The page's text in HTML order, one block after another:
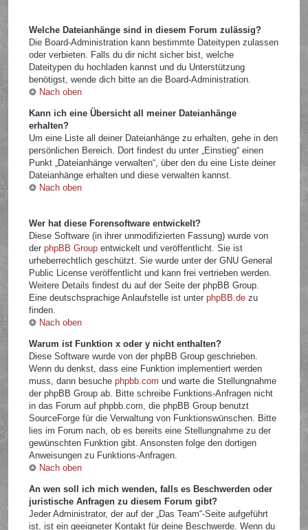
Welche Dateianhänge sind in diesem Forum zulässig?
Die Board-Administration kann bestimmte Dateitypen zulassen
oder verbieten. Falls du dir nicht sicher bist, welche
Dateitypen du hochladen kannst und du Unterstützung
benötigst, wende dich bitte an die Board-Administration.
Nach oben
Kann ich eine Übersicht all meiner Dateianhänge
erhalten?
Um eine Liste all deiner Dateianhänge zu erhalten, gehe in den
persönlichen Bereich. Dort findest du unter „Einstieg“ einen
Punkt „Dateianhänge verwalten“, über den du eine Liste deiner
Dateianhänge erhalten und diese verwalten kannst.
Nach oben
Wer hat diese Forensoftware entwickelt?
Diese Software (in ihrer unmodifizierten Fassung) wurde von
derphpBB Group entwickelt und veröffentlicht. Sie ist
urheberrechtlich geschützt. Sie wurde unter der GNU General
Public License veröffentlicht und kann frei vertrieben werden.
Weitere Details findest du auf der Seite der phpBB Group.
Eine deutschsprachige Anlaufstelle ist unterphpBB.de zu
finden.
Nach oben
Warum ist Funktion x oder y nicht enthalten?
Diese Software wurde von der phpBB Group geschrieben.
Wenn du denkst, dass eine Funktion implementiert werden
muss, dann besuchephpbb.com und warte die Stellungnahme
der phpBB Group ab. Bitte schreibe Funktions-Anfragen nicht
in das Forum auf phpbb.com, die phpBB Group benutzt
SourceForge für die Verwaltung von Funktionswünschen. Bitte
lies im Forum nach, ob es bereits eine Stellungnahme zu der
gewünschten Funktion gibt. Ansonsten folge den dortigen
Anweisungen zu Funktions-Anfragen.
Nach oben
An wen soll ich mich wenden, falls es Beschwerden oder
juristische Anfragen zu diesem Forum gibt?
Jeder Administrator, der auf der „Das Team“-Seite aufgeführt
ist, ist ein geeigneter Kontakt für deine Beschwerde. Wenn du